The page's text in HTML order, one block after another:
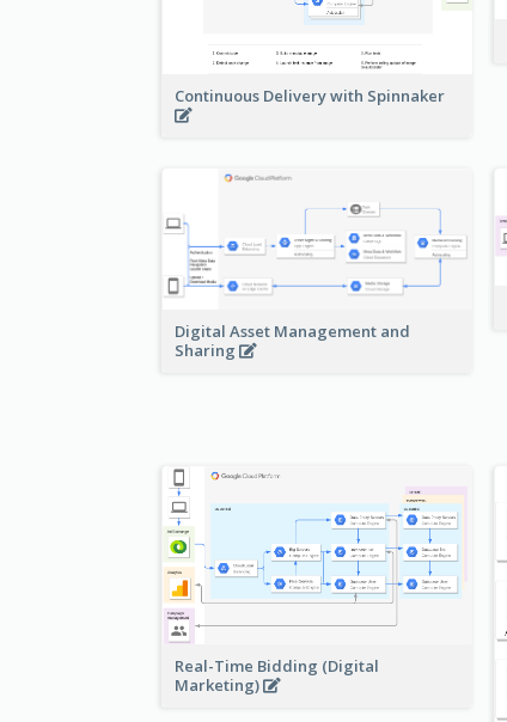
Continuous Delivery with Spinnaker
Digital Asset Management and
Sharing
Real-Time Bidding (Digital
Marketing)